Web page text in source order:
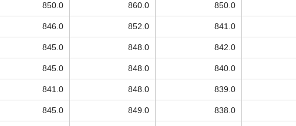
850.0 860.0 850.0
846.0 852.0 841.0
845.0 848.0 842.0
845.0 848.0 840.0
841.0 848.0 839.0
845.0 849.0 838.0